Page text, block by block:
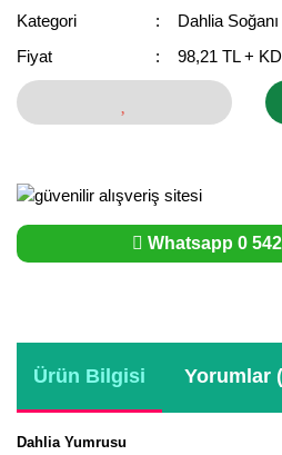
Kategori
Dahlia Soğanı
Fiyat
98,21 TL +
Whatsapp 0
Ürün Bilgisi Yorumlar
Dahlia Yumrusu